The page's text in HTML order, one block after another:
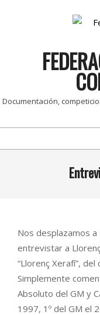
Documentación,
Navigation
Nos desplazamos a
entrevistar a
“Llorenç Xerafí”,
Simplemente
Absoluto del GM y
1997, 1º del GM el